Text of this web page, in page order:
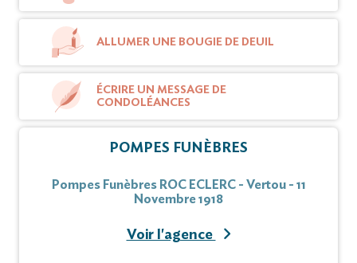
ALLUMER UNE BOUGIE DE DEUIL
ÉCRIRE UN MESSAGE DE
CONDOLÉANCES
POMPES FUNÈBRES
Pompes Funèbres ROC ECLERC - Vertou - 11
Novembre 1918
Voir l'agence